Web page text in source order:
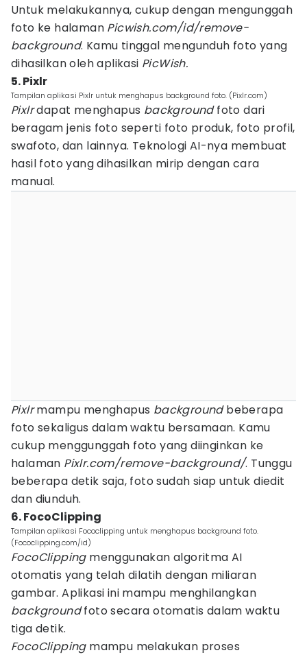
Untuk melakukannya, cukup dengan mengunggah
foto ke halaman Picwish.com/id/remove-
background. Kamu tinggal mengunduh foto yang
dihasilkan oleh aplikasi PicWish.
5. Pixlr
Tampilan aplikasi Pixlr untuk menghapus background foto. (Pixlr.com)
Pixlrdapat menghapus backgroundfoto dari
beragam jenis foto seperti foto produk, foto profil,
swafoto, dan lainnya. Teknologi AI-nya membuat
hasil foto yang dihasilkan mirip dengan cara
manual.
Pixlrmampu menghapus backgroundbeberapa
foto sekaligus dalam waktu bersamaan. Kamu
cukup menggunggah foto yang diinginkan ke
halaman Pixlr.com/remove-background/. Tunggu
beberapa detik saja, foto sudah siap untuk diedit
dan diunduh.
6. FocoClipping
Tampilan aplikasi Fococlipping untuk menghapus background foto.
(Fococlipping.com/id)
FocoClippingmenggunakan algoritma AI
otomatis yang telah dilatih dengan miliaran
gambar. Aplikasi ini mampu menghilangkan
backgroundfoto secara otomatis dalam waktu
tiga detik.
FocoClippingmampu melakukan proses